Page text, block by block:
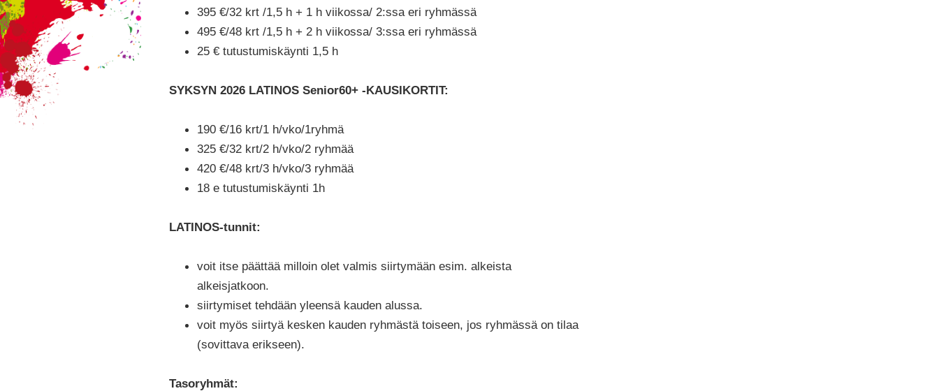
395 €/32 krt /1,5 h + 1 h viikossa/ 2:ssa eri ryhmässä
495 €/48 krt /1,5 h + 2 h viikossa/ 3:ssa eri ryhmässä
25 € tutustumiskäynti 1,5 h
SYKSYN 2026 LATINOS Senior60+ -KAUSIKORTIT:
190 €/16 krt/1 h/vko/1ryhmä
325 €/32 krt/2 h/vko/2 ryhmää
420 €/48 krt/3 h/vko/3 ryhmää
18 e tutustumiskäynti 1h
LATINOS-tunnit:
voit itse päättää milloin olet valmis siirtymään esim. alkeista
alkeisjatkoon.
siirtymiset tehdään yleensä kauden alussa.
voit myös siirtyä kesken kauden ryhmästä toiseen, jos ryhmässä on tilaa
(sovittava erikseen).
Tasoryhmät: